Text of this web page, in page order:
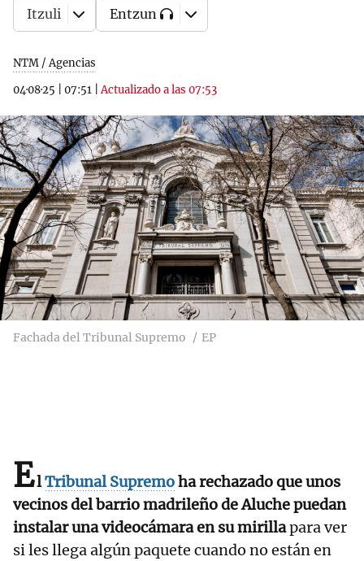
NTM / Agencias
04·08·25
07:51 |Actualizado a las 07:53
Itzuli Entzun
Fachada del Tribunal Supremo EP
ElTribunal Supremoha rechazado que unos
vecinos del barrio madrileño de Aluche puedan
instalar una videocámara en su mirillapara ver
si les llega algún paquete cuando no están en